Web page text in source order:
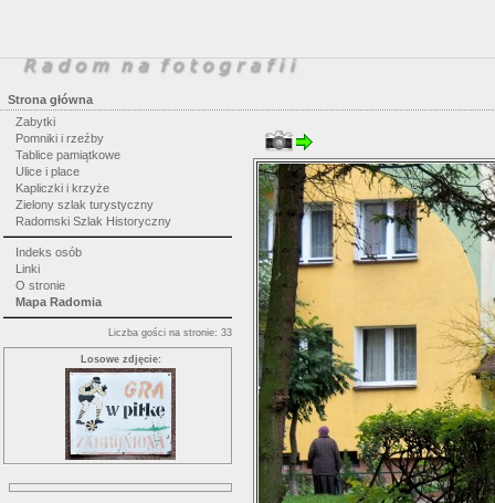
Strona główna
Zabytki
Pomniki i rzeźby
Tablice pamiątkowe
Ulice i place
Kapliczki i krzyże
Zielony szlak turystyczny
Radomski Szlak Historyczny
Indeks osób
Linki
O stronie
Mapa Radomia
Liczba gości na stronie: 33
Losowe zdjęcie: